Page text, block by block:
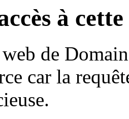
à
de
car la